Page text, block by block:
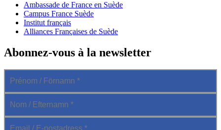
Ambassade de France en Suède
Campus France Suède
Institut français
Alliances Françaises de Suède
Abonnez-vous à la newsletter